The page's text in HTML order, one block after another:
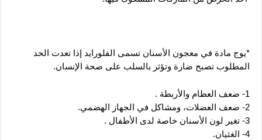
المطلوب تصبح ضارة وتؤثر بالسلب على صحة الإنسان.
1- ضعف العظام والأربطة .
2- ضعف العضلات، ومشاكل في الجهاز الهضمي.
3- تغير لون الأسنان خاصة لدى الأطفال .
4- الغثيان.